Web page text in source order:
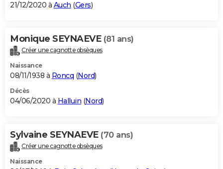
21/12/2020 à Auch (Gers)
Monique SEYNAEVE (81 ans)
Créer une cagnotte obsèques
Naissance
08/11/1938 à Roncq (Nord)
Décès
04/06/2020 à Halluin (Nord)
Sylvaine SEYNAEVE (70 ans)
Créer une cagnotte obsèques
Naissance